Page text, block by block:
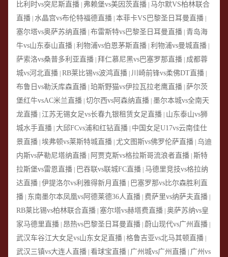
比利时vs突尼斯直播 弗赖堡vs美因茨直播 马尔默VS柏林联合
直播 水晶宫vs布伦特福德直播 本菲卡VS巴黎圣日耳曼直播
塞尔塔vs奥萨苏纳直播 布雷斯特vs巴黎圣日耳曼直播 青岛海
牛vs山东泰山直播 利物浦vs伯恩茅斯直播 利物浦vs曼城直播
萨索洛vs桑普多利亚直播 拜仁慕尼黑vs巴塞罗那直播 成都蓉
城vs河北直播 RB莱比锡vs波鸿直播 川崎前锋vs柔佛DT直播
布鲁日vs勒沃库森直播 珀斯野猫vs伊拉瓦拉老鹰直播 萨尔茨
堡红牛vsAC米兰直播 切尔西vs阿森纳直播 墨尔本城vs全南天
龙直播 江苏无锡女足vs长春九银租赁女足直播 山东泰山vs狮
城水手直播 大邱FCvs浦和红钻直播 中国女足U17vs云南佳仕
景直播 埃弗顿vs莱斯特城直播 尤文图斯vs佛罗伦萨直播 乌迪
内斯vs萨勒尼塔纳直播
阿贾克斯vs格拉斯哥流浪者直播 斯特
拉斯堡vs雷恩直播
巴吞联vs联城FC直播 马德里竞技vs格拉纳
达直播 伊提洛尔vs利雅得新月直播
巴塞罗那vs比尔森胜利直
播 东南墨尔本凤凰vs阿德莱德36人直播 费萨里vs纳萨夫直播
RB莱比锡vs柏林联合直播 塞尔塔vs赫塔费直播 奥萨苏纳vs皇
家马德里直播 昂热vs巴黎圣日耳曼直播 蔚山现代vs广州直播
武汉车谷江大女足vs山东女足直播 格鲁吉亚vs北马其顿直播
武汉三镇vs大连人直播 看球宝直播 广州城vs广州直播 广州vs